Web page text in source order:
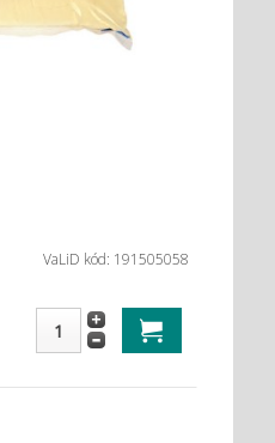
VaLiD kód: 191505058